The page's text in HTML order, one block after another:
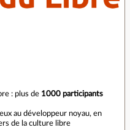
: plus de 1000 participants
au développeur noyau, en
de la culture libre